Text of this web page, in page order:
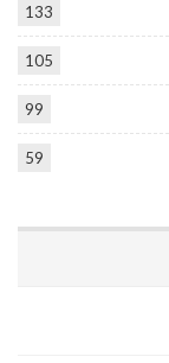
133
105
99
59